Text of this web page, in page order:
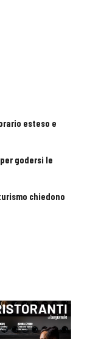
esteso e
godersi le
chiedono